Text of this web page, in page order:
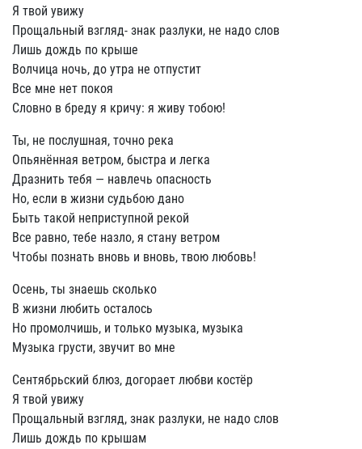
Я твой увижу
Прощальный взгляд- знак разлуки, не надо слов
Лишь дождь по крыше
Волчица ночь, до утра не отпустит
Все мне нет покоя
Словно в бреду я кричу: я живу тобою!
Ты, не послушная, точно река
Опьянённая ветром, быстра и легка
Дразнить тебя — навлечь опасность
Но, если в жизни судьбою дано
Быть такой неприступной рекой
Все равно, тебе назло, я стану ветром
Чтобы познать вновь и вновь, твою любовь!
Осень, ты знаешь сколько
В жизни любить осталось
Но промолчишь, и только музыка, музыка
Музыка грусти, звучит во мне
Сентябрьский блюз, догорает любви костёр
Я твой увижу
Прощальный взгляд, знак разлуки, не надо слов
Лишь дождь по крышам